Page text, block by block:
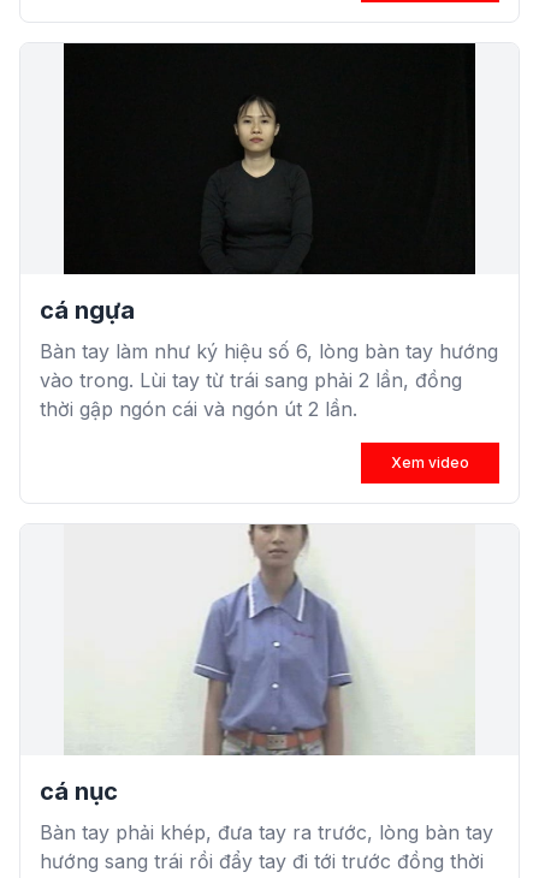
cá ngựa
Bàn tay làm như ký hiệu số 6, lòng bàn tay hướng
vào trong. Lùi tay từ trái sang phải 2 lần, đồng
thời gập ngón cái và ngón út 2 lần.
Xem video
cá nục
Bàn tay phải khép, đưa tay ra trước, lòng bàn tay
hướng sang trái rồi đẩy tay đi tới trước đồng thời